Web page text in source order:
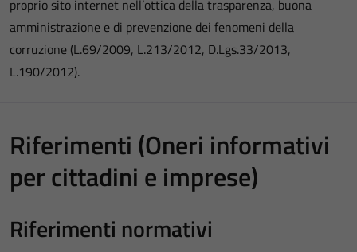
proprio sito internet nell’ottica della trasparenza, buona
amministrazione e di prevenzione dei fenomeni della
corruzione (L.69/2009, L.213/2012, D.Lgs.33/2013,
L.190/2012).
Riferimenti (Oneri informativi
per cittadini e imprese)
Riferimenti normativi